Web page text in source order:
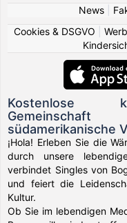
News|
Cookies & DSGVO
Kostenlose
südamerikanische
¡Hola! Erleben Sie die
durch unsere
verbindet Singles von
und feiert die
Kultur.
Ob Sie im lebendigen